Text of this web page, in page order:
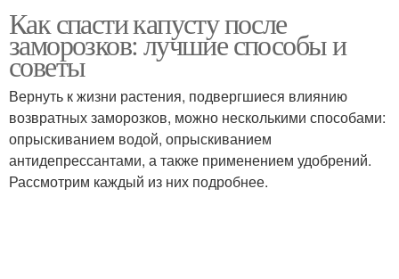
Как спасти капусту после
заморозков: лучшие способы и
советы
Вернуть к жизни растения, подвергшиеся влиянию
возвратных заморозков, можно несколькими способами:
опрыскиванием водой, опрыскиванием
антидепрессантами, а также применением удобрений.
Рассмотрим каждый из них подробнее.